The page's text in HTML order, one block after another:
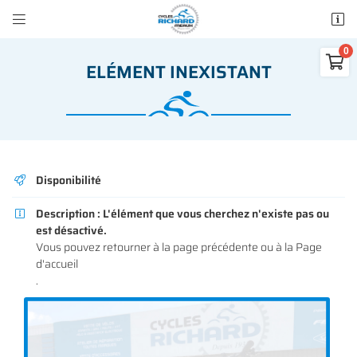
 
01 64 34 07 57

Adresse email de réception
Rafraîchir le captcha
ELÉMENT INEXISTANT
 Disponibilité
 Description : L'élément que vous cherchez n'existe pas ou
est désactivé.
Vous pouvezretourner à la page précédente ou à la Page
d'accueil
.